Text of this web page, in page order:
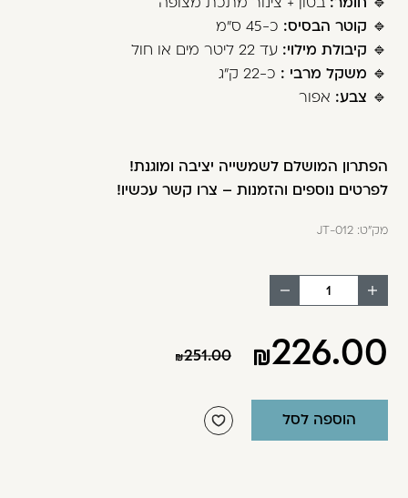
🔹 קוטר הבסיס: כ-45 ס"מ
🔹 קיבולת מילוי: עד 22 ליטר מים או חול
🔹 משקל מרבי : כ-22 ק"ג
🔹 צבע: אפור
הפתרון המושלם לשמשייה יציבה ומוגנת!
לפרטים נוספים והזמנות – צרו קשר עכשיו!
מק"ט:JT-012
הוסף
החסר
226.00
251.00
הוספה לסל